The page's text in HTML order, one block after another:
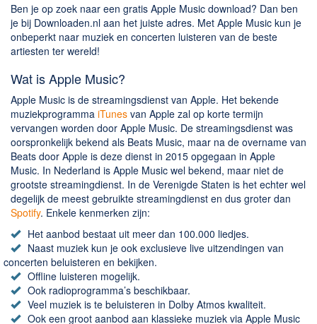
Onderhoud & Veiligheid
Computer opschonen
Productiviteit
Adresboek en contacten
Planning en organisatie
Tekst en Administratie
Overige
Algemeen
Chatten en bellen
Dating apps
Parkeer apps
Rar en Zip (Compressie - Unzip)
Shopping
Ben je op zoek naar een gratis Apple Music download? Dan ben
je bij Downloaden.nl aan het juiste adres. Met Apple Music kun je
onbeperkt naar muziek en concerten luisteren van de beste
artiesten ter wereld!
Wat is Apple Music?
Apple Music is de streamingsdienst van Apple. Het bekende
muziekprogramma iTunes van Apple zal op korte termijn
vervangen worden door Apple Music. De streamingsdienst was
oorspronkelijk bekend als Beats Music, maar na de overname van
Beats door Apple is deze dienst in 2015 opgegaan in Apple
Music. In Nederland is Apple Music wel bekend, maar niet de
grootste streamingdienst. In de Verenigde Staten is het echter wel
degelijk de meest gebruikte streamingdienst en dus groter dan
Spotify. Enkele kenmerken zijn:
Het aanbod bestaat uit meer dan 100.000 liedjes.
Naast muziek kun je ook exclusieve live uitzendingen van
concerten beluisteren en bekijken.
Offline luisteren mogelijk.
Ook radioprogramma’s beschikbaar.
Veel muziek is te beluisteren in Dolby Atmos kwaliteit.
Ook een groot aanbod aan klassieke muziek via Apple Music